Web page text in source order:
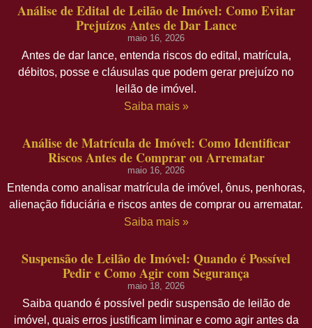
Análise de Edital de Leilão de Imóvel: Como Evitar
Prejuízos Antes de Dar Lance
maio 16, 2026
Antes de dar lance, entenda riscos do edital, matrícula,
débitos, posse e cláusulas que podem gerar prejuízo no
leilão de imóvel.
Saiba mais »
Análise de Matrícula de Imóvel: Como Identificar
Riscos Antes de Comprar ou Arrematar
maio 16, 2026
Entenda como analisar matrícula de imóvel, ônus, penhoras,
alienação fiduciária e riscos antes de comprar ou arrematar.
Saiba mais »
Suspensão de Leilão de Imóvel: Quando é Possível
Pedir e Como Agir com Segurança
maio 18, 2026
Saiba quando é possível pedir suspensão de leilão de
imóvel, quais erros justificam liminar e como agir antes da